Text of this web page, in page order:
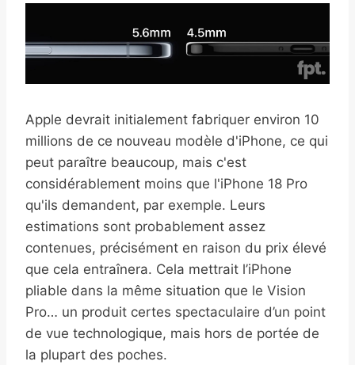
Apple devrait initialement fabriquer environ 10
millions de ce nouveau modèle d'iPhone, ce qui
peut paraître beaucoup, mais c'est
considérablement moins que l'iPhone 18 Pro
qu'ils demandent, par exemple. Leurs
estimations sont probablement assez
contenues, précisément en raison du prix élevé
que cela entraînera. Cela mettrait l’iPhone
pliable dans la même situation que le Vision
Pro… un produit certes spectaculaire d’un point
de vue technologique, mais hors de portée de
la plupart des poches.